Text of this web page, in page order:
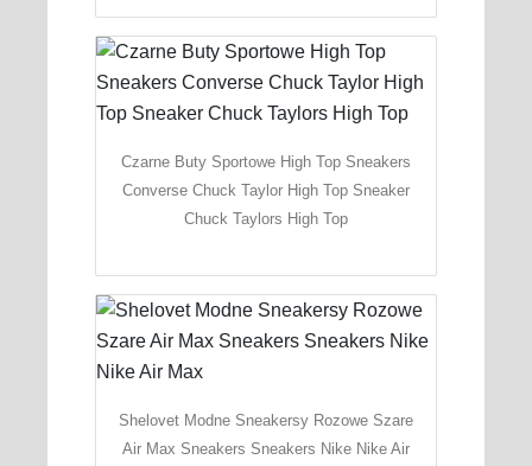
Czarne Buty Sportowe High Top Sneakers
Converse Chuck Taylor High Top Sneaker
Chuck Taylors High Top
Shelovet Modne Sneakersy Rozowe Szare
Air Max Sneakers Sneakers Nike Nike Air